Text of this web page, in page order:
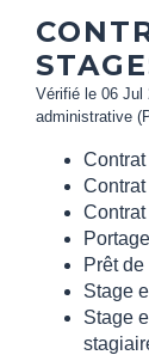
Vérifié le 06 Jul
administrative
Prêt
Stage
Stage